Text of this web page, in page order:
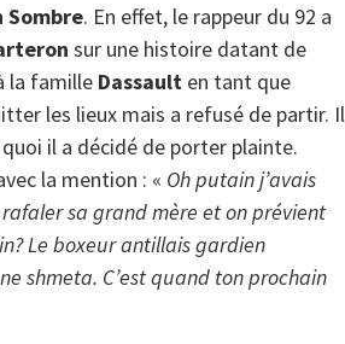
Sombre. En effet, le rappeur du 92 a
sur une histoire datant de
la famille Dassault en tant que
les lieux mais a refusé de partir. Il
il a décidé de porter plainte.
la mention : « Oh putain j’avais
sa grand mère et on prévient
Le boxeur antillais gardien
shmeta. C’est quand ton prochain